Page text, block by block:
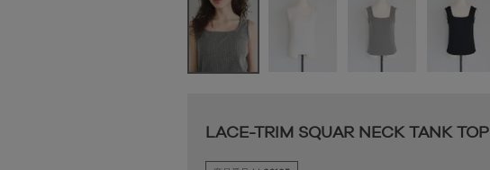
LACE-TRIM SQUAR NECK TANK TOP